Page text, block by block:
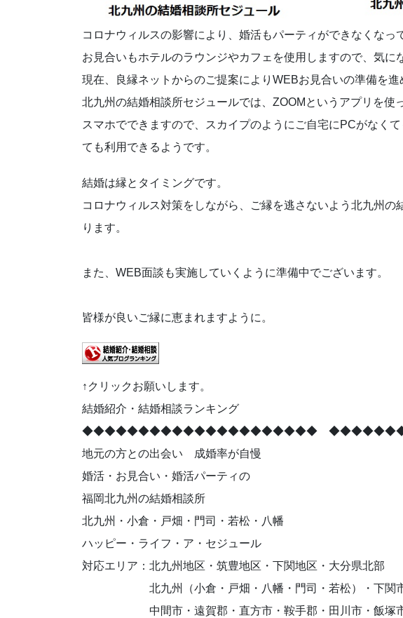
コロナウィルスの影響により、婚活もパーティができなくなっ
お見合いもホテルのラウンジやカフェを使用しますので、気に
現在、良縁ネットからのご提案によりWEBお見合いの準備を進
北九州の結婚相談所セジュールでは、ZOOMというアプリを使
スマホでできますので、スカイプのようにご自宅にPCがなく
ても利用できるようです。
結婚は縁とタイミングです。
コロナウィルス対策をしながら、ご縁を逃さないよう北九州の
ります。
また、WEB面談も実施していくように準備中でございます。
皆様が良いご縁に恵まれますように。
↑クリックお願いします。
結婚紹介・結婚相談ランキング
◆◆◆◆◆◆◆◆◆◆◆◆◆◆◆◆◆◆◆◆◆
地元の方との出会い 成婚率が自慢
婚活・お見合い・婚活パーティの
福岡北九州の結婚相談所
北九州・小倉・戸畑・門司・若松・八幡
ハッピー・ライフ・ア・セジュール
対応エリア：北九州地区・筑豊地区・下関地区・大分県北部
北九州（小倉・戸畑・八幡・門司・若松）・下関
中間市・遠賀郡・直方市・鞍手郡・田川市・飯塚市